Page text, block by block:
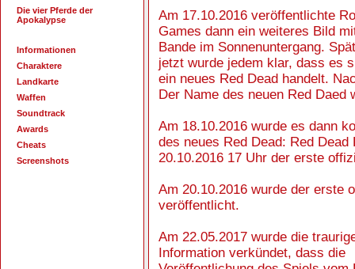
Die vier Pferde der
Apokalypse
Informationen
Charaktere
Landkarte
Waffen
Soundtrack
Awards
Cheats
Screenshots
Am 17.10.2016 veröffentlichte
Games dann ein weiteres Bild
Bande im Sonnenuntergang.
jetzt wurde jedem klar, dass es
ein neues Red Dead handelt.
Der Name des neuen Red
Am 18.10.2016 wurde es dann
des neues Red Dead: Red
20.10.2016 17 Uhr der erste
Am 20.10.2016 wurde der erste
veröffentlicht.
Am 22.05.2017 wurde die
Information verkündet, dass die